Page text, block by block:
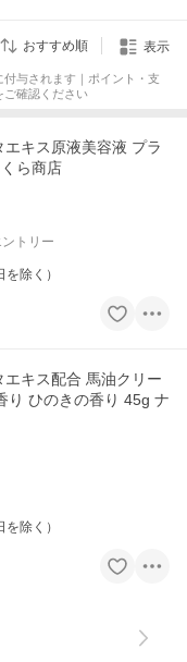
おすすめ順 表示
付与されます｜ポイント・支
ご確認ください
キス原液美容液 プラ
ら商店
トリー
除く）
キス配合 馬油クリー
り ひのきの香り 45g ナ
除く）